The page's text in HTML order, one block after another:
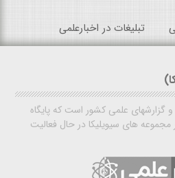
تبلیغات در اخبارعلمی
گزارشهای علمی کشور است که پایگاه
مجموعه های سیویلیکا در حال فعالیت